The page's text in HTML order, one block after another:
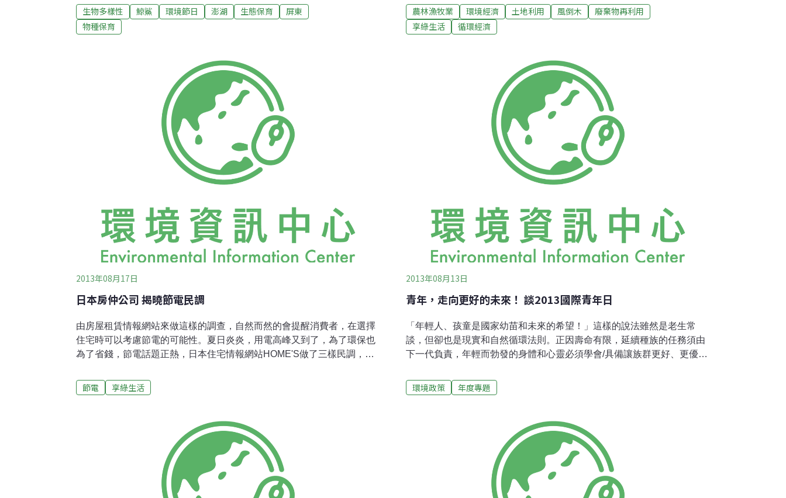
文，調查台灣全島可能的熱點，初步發現，西南部沿海，包括澎湖等地是
熱點。宜蘭蘇澳、東澳一帶，雖然鯨鯊出現的頻率高，但是海流強，較不
利於搭船出海賞鯨鯊。莊守正表示，除了立法保護以外，有些國家嘗試發
濟收益，以減低對漁業的衝擊。最早發展這項事業的是澳洲，1993 年在尼
加魯水域成立海洋公園，屬於澳洲海外領地的聖誕島也開始發展鯨鯊相關
的觀光事業，每逢珊瑚礁產卵前後，鯨鯊就會聚集；台灣也須找出類似的
規律，藉以發展生態旅遊。根據澎湖當地老漁民訪談，以前都可看到長10
生物多樣性 鯨鯊 環境節日 澎湖 生態保育
屏東
物種保育
劑的疑慮，若是自己動手做，更不用擔心化學藥劑的問題。林試所與國內
設計專家合作，以低價位、簡單加工、不做乾燥防腐處理為原則，設計出
適合小朋友的小徑材組裝玩具。而且用廢棄枝條與小徑材製作玩具及工藝
想要體驗木頭玩具的大小朋友們，可以請學校向附近的林農購買DIY材料
包。要進一步了解木材產品，可以打電話到林業試驗所：02-23039978。
農林漁牧業 環境經濟 土地利用 風倒木
廢棄物再利用
享綠生活
循環經濟
2013年08月17日
日本房仲公司 揭曉節電民調
由房屋租賃情報網站來做這樣的調查，自然而然的會提醒消費者，在選擇
住宅時可以考慮節電的可能性。夏日炎炎，用電高峰又到了，為了環保也
為了省錢，節電話題正熱，日本住宅情報網站HOME'S做了三樣民調，分
電的事情」，讓大家在配合政府節電政策的同時，來看看有什麼新招術或
傳統的好功夫。在「針對夏天的節電對策」方面，第九名是意外的傳統節
節電app（7％），第7、5、3名分別是設備型的：裝太陽能板（6％）、購
買節能家電（17％）、換LED燈泡（24％）；第二名是絲瓜、苦瓜或牽牛
花等，做出「綠窗簾」（25％），也就是讓它們佈滿牆面或窗戶，等於是
古代就有的太陽能板，一來擋光遮熱，二來吸收太陽能成長，三來還能減
碳；第一名是清理冷氣濾網、改善送風，百分比高達5成。
節電 享綠生活
2013年08月13日
青年，走向更好的未來！ 談2013國際青年日
「年輕人、孩童是國家幼苗和未來的希望！」這樣的說法雖然是老生常
談，但卻也是現實和自然循環法則。正因壽命有限，延續種族的任務須由
下一代負責，年輕而勃發的身體和心靈必須學會/具備讓族群更好、更優秀
而人類社會的複雜度高，又該如何培育年輕一代？為了讓世界正視青年的
力量和相關問題，聯合國在1999年通過決議，翌年的8月12日慶祝了第一
長、學習的環境和條件差異頗大，如何讓他們的創意和充沛精力得到充分
引導、發揮，讓每個年輕人都享有平等的機會？聯合國透過每年不同的關
注焦點，與世界各地的政府、NGO一同努力，：而今年（2013）的主題則
是「離鄉青年：往更好的方向走！」（Youth Migration: Moving
Development Forward.
環境政策 年度專題